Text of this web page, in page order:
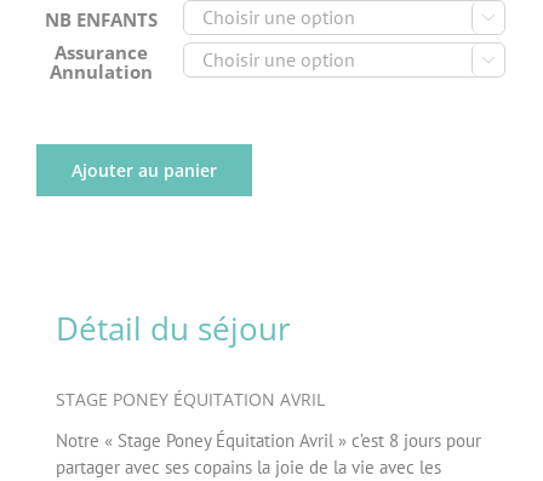
NB ENFANTS 
Assurance
Annulation

Ajouter au panier
Détail du séjour
STAGE PONEY ÉQUITATION AVRIL
Notre « Stage Poney Équitation Avril » c’est 8 jours pour
partager avec ses copains la joie de la vie avec les